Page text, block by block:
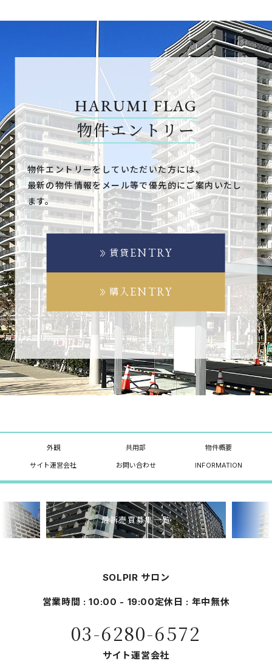
HARUMI FLAG
物件エントリー
物件エントリーをしていただいた方には、
最新の物件情報をメール等で優先的にご案内いたし
ます。
賃貸 ENTRY
購入 ENTRY
外観 共用部 物件概要
サイト運営会社 お問い合わせ INFORMATION
最新売買募集一覧
SOLPIR サロン
営業時間 : 10:00 - 19:00定休日 : 年中無休
03-6280-6572
サイト運営会社